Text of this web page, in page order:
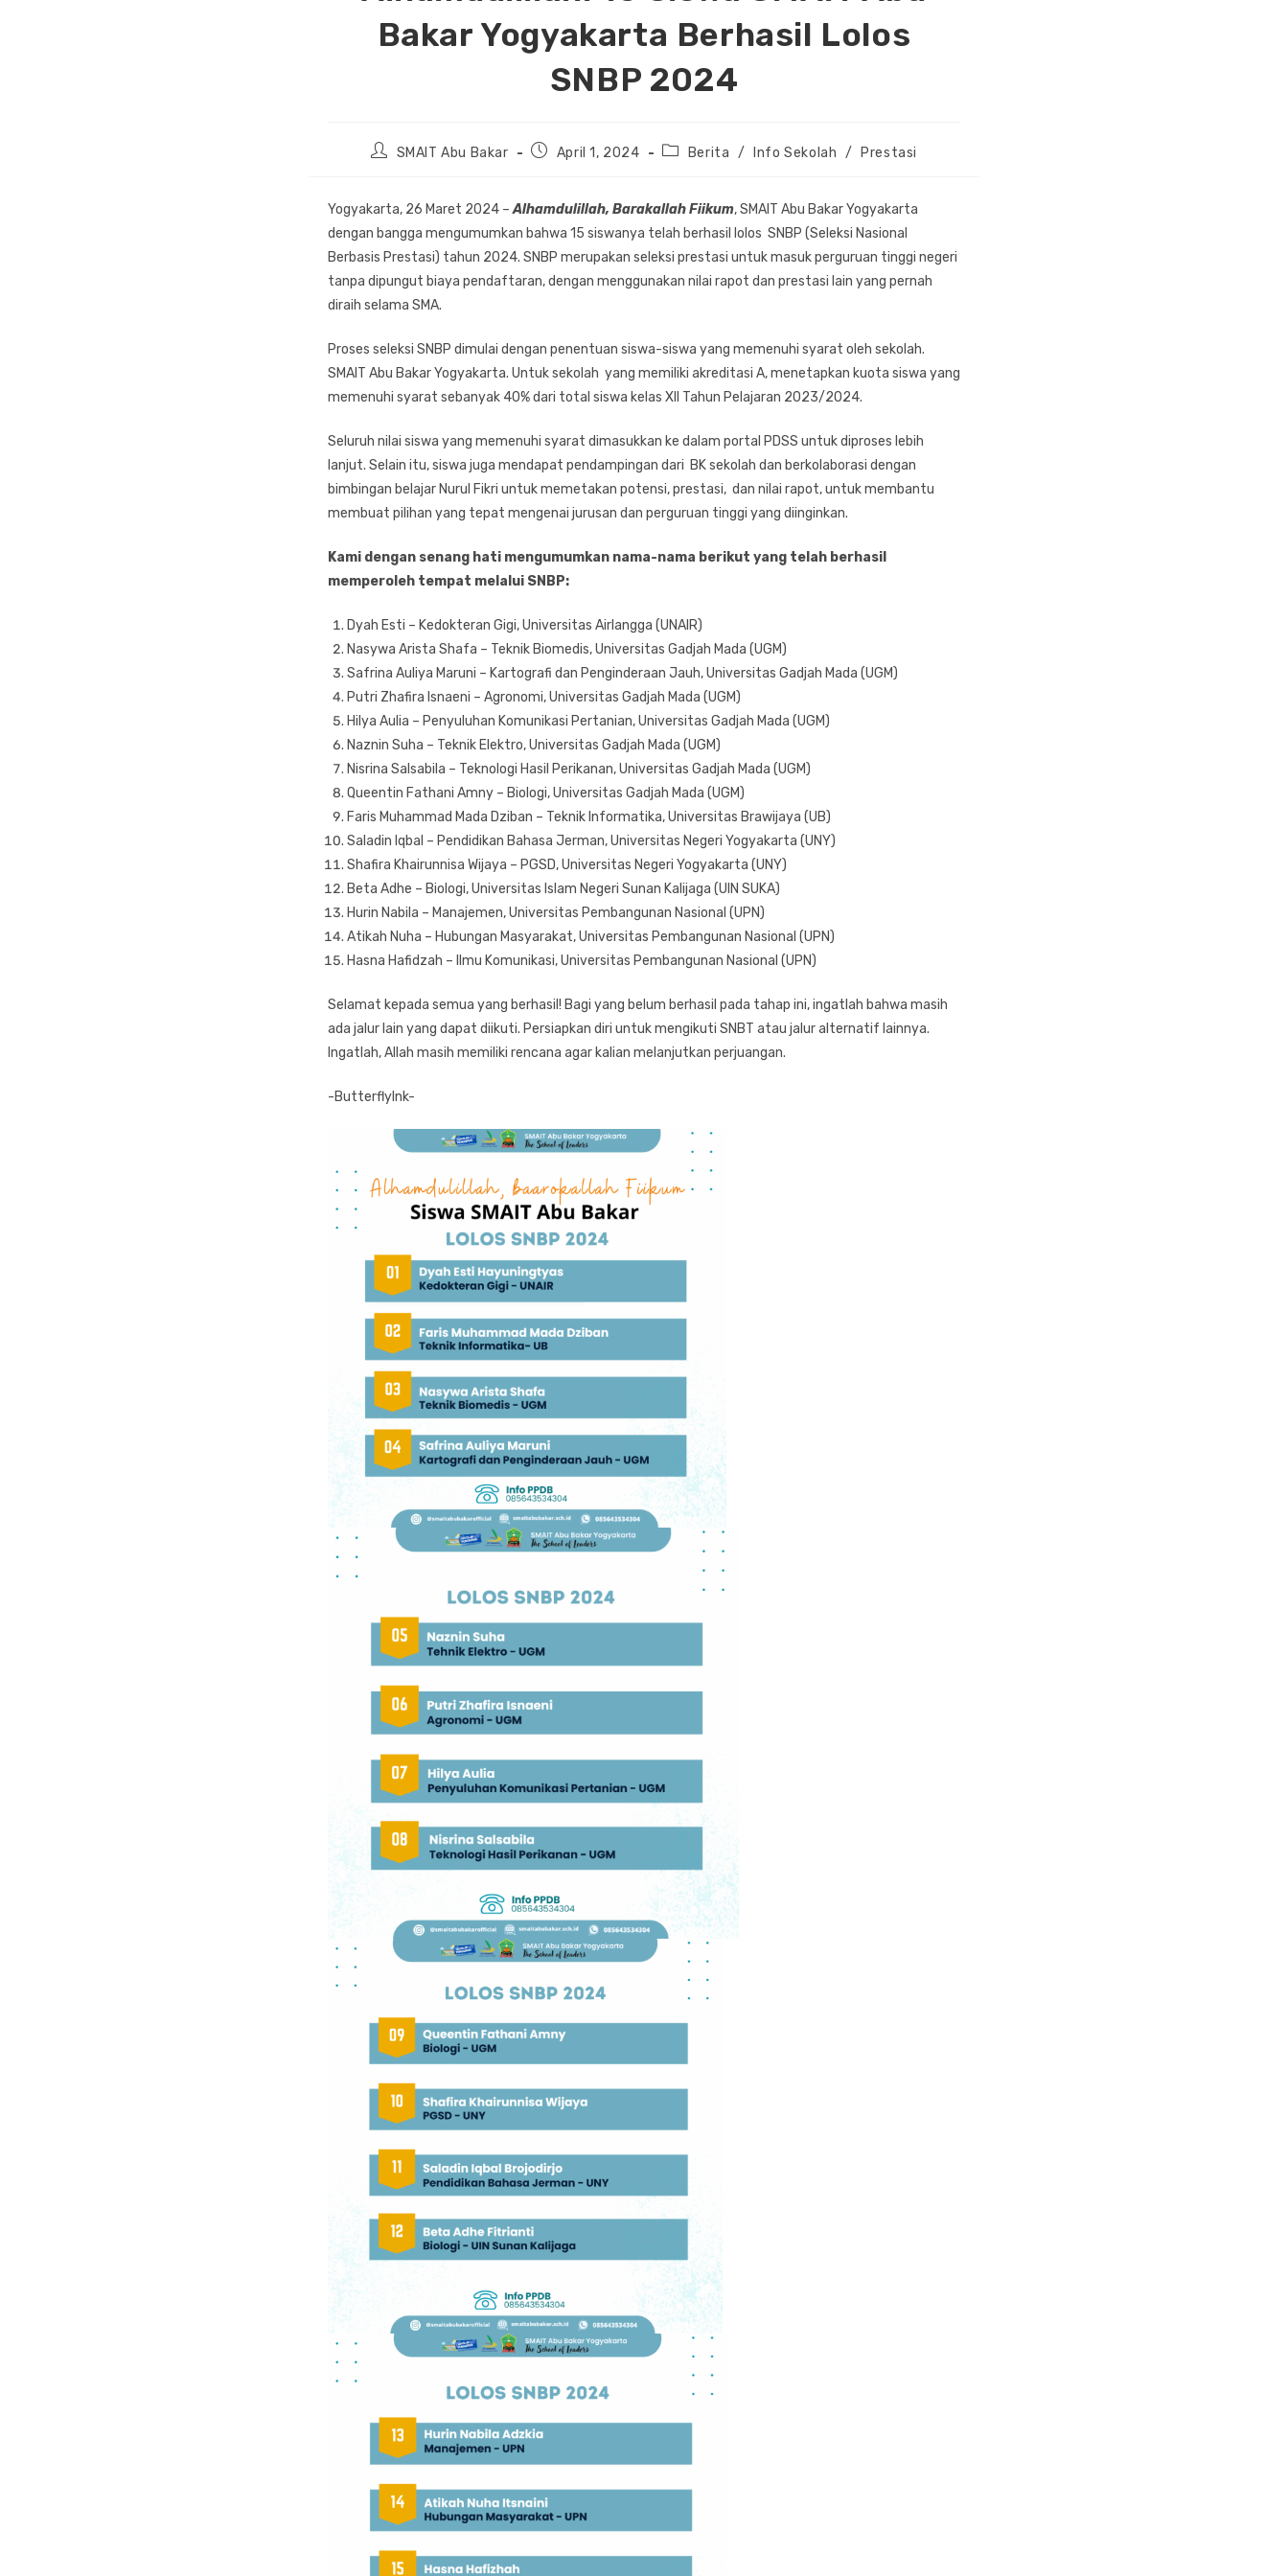
Bakar Yogyakarta Berhasil Lolos
SNBP 2024
PostSMAIT Abu Bakar
PostApril 1, 2024
PostBerita / Info Sekolah / Prestasi
Yogyakarta, 26 Maret 2024 –Alhamdulillah, Barakallah Fiikum, SMAIT Abu Bakar Yogyakarta
dengan bangga mengumumkan bahwa 15 siswanya telah berhasil lolos SNBP (Seleksi Nasional
Berbasis Prestasi) tahun 2024. SNBP merupakan seleksi prestasi untuk masuk perguruan tinggi negeri
tanpa dipungut biaya pendaftaran, dengan menggunakan nilai rapot dan prestasi lain yang pernah
diraih selama SMA.
Proses seleksi SNBP dimulai dengan penentuan siswa-siswa yang memenuhi syarat oleh sekolah.
SMAIT Abu Bakar Yogyakarta. Untuk sekolah yang memiliki akreditasi A, menetapkan kuota siswa yang
memenuhi syarat sebanyak 40% dari total siswa kelas XII Tahun Pelajaran 2023/2024.
Seluruh nilai siswa yang memenuhi syarat dimasukkan ke dalam portal PDSS untuk diproses lebih
lanjut. Selain itu, siswa juga mendapat pendampingan dari BK sekolah dan berkolaborasi dengan
bimbingan belajar Nurul Fikri untuk memetakan potensi, prestasi, dan nilai rapot, untuk membantu
membuat pilihan yang tepat mengenai jurusan dan perguruan tinggi yang diinginkan.
Kami dengan senang hati mengumumkan nama-nama berikut yang telah berhasil
memperoleh tempat melalui SNBP:
Dyah Esti – Kedokteran Gigi, Universitas Airlangga (UNAIR)
Nasywa Arista Shafa – Teknik Biomedis, Universitas Gadjah Mada (UGM)
Safrina Auliya Maruni – Kartografi dan Penginderaan Jauh, Universitas Gadjah Mada (UGM)
Putri Zhafira Isnaeni – Agronomi, Universitas Gadjah Mada (UGM)
Hilya Aulia – Penyuluhan Komunikasi Pertanian, Universitas Gadjah Mada (UGM)
Naznin Suha – Teknik Elektro, Universitas Gadjah Mada (UGM)
Nisrina Salsabila – Teknologi Hasil Perikanan, Universitas Gadjah Mada (UGM)
Queentin Fathani Amny – Biologi, Universitas Gadjah Mada (UGM)
Faris Muhammad Mada Dziban – Teknik Informatika, Universitas Brawijaya (UB)
Saladin Iqbal – Pendidikan Bahasa Jerman, Universitas Negeri Yogyakarta (UNY)
Shafira Khairunnisa Wijaya – PGSD, Universitas Negeri Yogyakarta (UNY)
Beta Adhe – Biologi, Universitas Islam Negeri Sunan Kalijaga (UIN SUKA)
Hurin Nabila – Manajemen, Universitas Pembangunan Nasional (UPN)
Atikah Nuha – Hubungan Masyarakat, Universitas Pembangunan Nasional (UPN)
Hasna Hafidzah – Ilmu Komunikasi, Universitas Pembangunan Nasional (UPN)
Selamat kepada semua yang berhasil! Bagi yang belum berhasil pada tahap ini, ingatlah bahwa masih
ada jalur lain yang dapat diikuti. Persiapkan diri untuk mengikuti SNBT atau jalur alternatif lainnya.
Ingatlah, Allah masih memiliki rencana agar kalian melanjutkan perjuangan.
-ButterflyInk-